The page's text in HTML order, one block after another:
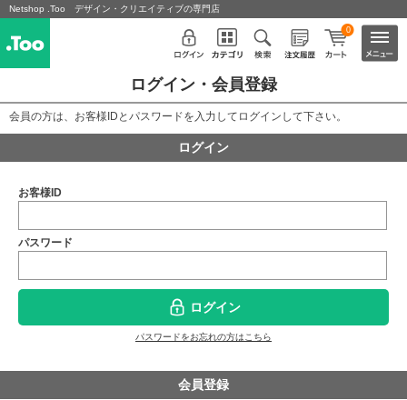
Netshop .Too デザイン・クリエイティブの専門店
0
ログイン・会員登録
会員の方は、お客様IDとパスワードを入力してログインして下さい。
ログイン
お客様ID
パスワード
ログイン
パスワードをお忘れの方はこちら
会員登録